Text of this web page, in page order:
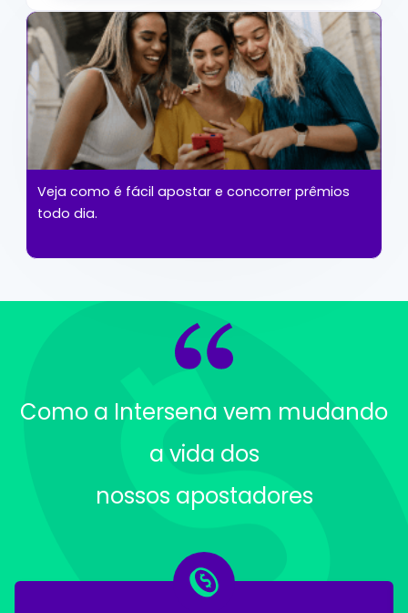
Veja como é fácil apostar e concorrer prêmios
todo dia.
Como a Intersena vem mudando
a vida dos
nossos apostadores